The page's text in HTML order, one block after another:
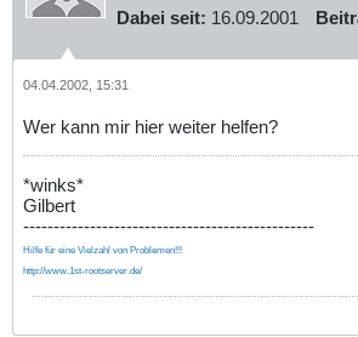
Dabei seit: 16.09.2001
04.04.2002, 15:31
Wer kann mir hier weiter helfen?
*winks*
Gilbert
------------------------------------------------
Hilfe für eine Vielzahl von Problemen!!!
http://www.1st-rootserver.de/